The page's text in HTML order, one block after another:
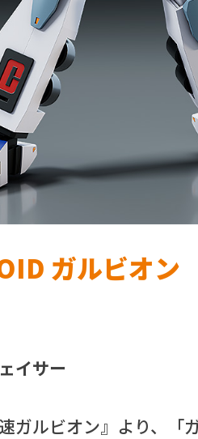
ガルビオン
イサー
ガルビオン』より、「